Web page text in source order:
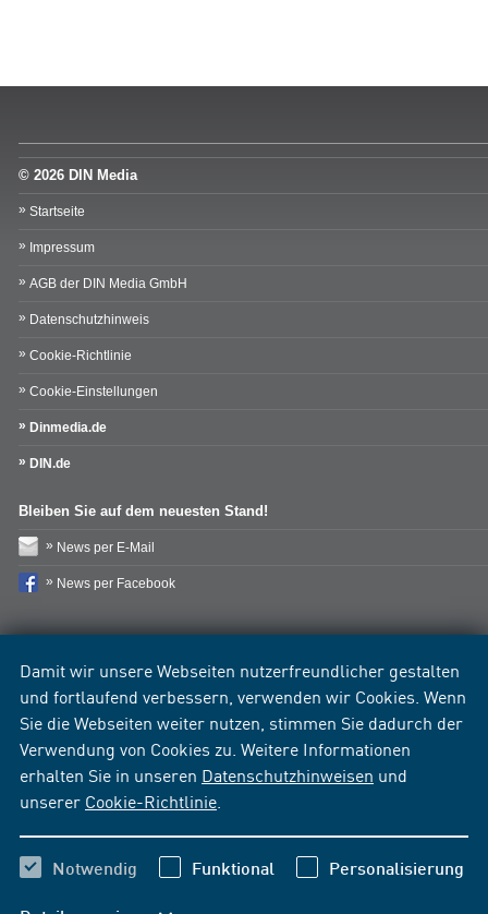
Damit wir unsere Webseiten nutzerfreundlicher gestalten
und fortlaufend verbessern, verwenden wir Cookies. Wenn
Sie die Webseiten weiter nutzen, stimmen Sie dadurch der
Verwendung von Cookies zu. Weitere Informationen
erhalten Sie in unseren Datenschutzhinweisen und
unserer Cookie-Richtlinie
Notwendig Funktional Personalisierung
© 2026 DIN Media
Startseite
Impressum
AGB der DIN Media GmbH
Datenschutzhinweis
Cookie-Richtlinie
Cookie-Einstellungen
Dinmedia.de
DIN.de
Bleiben Sie auf dem neuesten Stand!
News per E-Mail
News per Facebook